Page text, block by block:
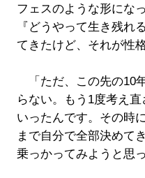
フェスのような形にな
『どうやって生き残れ
てきたけど、それが性
「ただ、この先の10
らない。もう1度考え
いったんです。その時
まで自分で全部決めて
乗っかってみようと思